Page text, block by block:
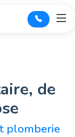
de
plomberie